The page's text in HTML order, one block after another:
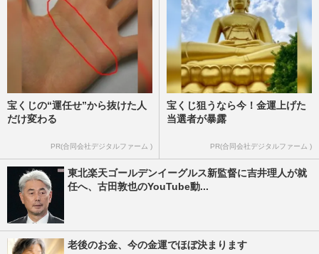
宝くじの“運任せ”から抜けた人
だけ変わる
PR(合同会社デジタルファーム )
宝くじ狙うなら今！金運上げた
当選者が暴露
PR(合同会社デジタルファーム )
東北楽天ゴールデンイーグルス新監督に吉井理人が就
任へ、古田敦也のYouTube動...
老後のお金、今の金運でほぼ決まります